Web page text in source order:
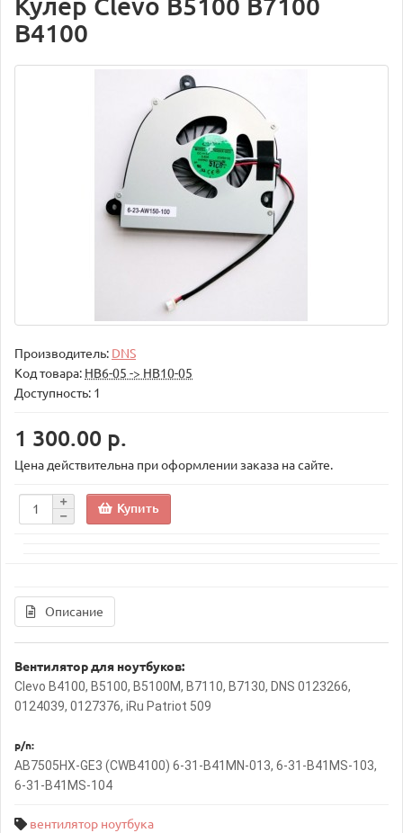
Кулер Clevo B5100 B7100
B4100
Производитель: DNS
Код товара: НВ6-05 -> НВ10-05
Доступность: 1
1 300.00 р.
Цена действительна при оформлении заказа на сайте.
Купить
Описание
Вентилятор для ноутбуков:
Clevo B4100, B5100, B5100M, B7110, B7130, DNS 0123266,
0124039, 0127376, iRu Patriot 509
p/n:
AB7505HX-GE3 (CWB4100) 6-31-B41MN-013, 6-31-B41MS-103,
6-31-B41MS-104
вентилятор ноутбука